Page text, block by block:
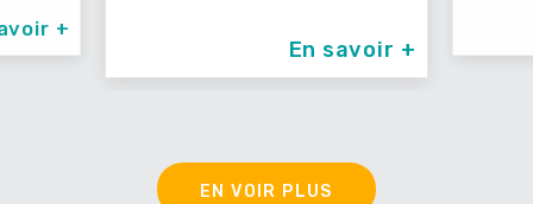
+
En savoir +
EN VOIR PLUS